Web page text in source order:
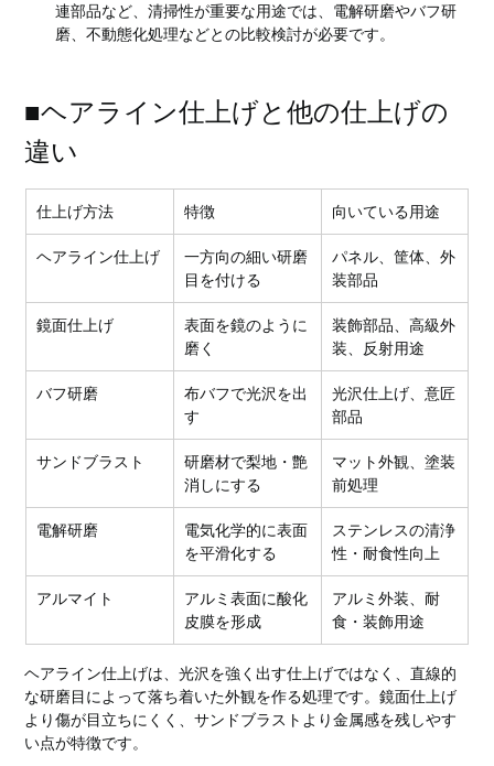
連部品など、清掃性が重要な用途では、電解研磨やバフ研
磨、不動態化処理などとの比較検討が必要です。
■ヘアライン仕上げと他の仕上げの
違い
仕上げ方法 特徴 向いている用途
ヘアライン仕上げ
一方向の細い研磨
目を付ける
パネル、筐体、外
装部品
鏡面仕上げ
表面を鏡のように
磨く
装飾部品、高級外
装、反射用途
バフ研磨
布バフで光沢を出
す
光沢仕上げ、意匠
部品
サンドブラスト
研磨材で梨地・艶
消しにする
マット外観、塗装
前処理
電解研磨
電気化学的に表面
を平滑化する
ステンレスの清浄
性・耐食性向上
アルマイト
アルミ表面に酸化
皮膜を形成
アルミ外装、耐
食・装飾用途
ヘアライン仕上げは、光沢を強く出す仕上げではなく、直線的
な研磨目によって落ち着いた外観を作る処理です。鏡面仕上げ
より傷が目立ちにくく、サンドブラストより金属感を残しやす
い点が特徴です。